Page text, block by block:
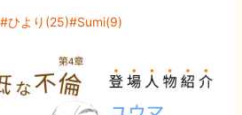
ひより (25) Sumi(9)